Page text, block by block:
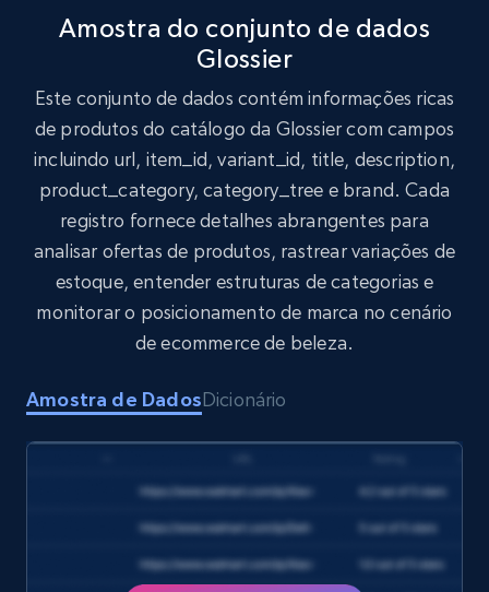
eCommerce
1.6K+ 181+ Buy Now
Target
URL, Product id, Title, Product description,
Rating, Reviews count, Initial price, Discount,
and more.
eCommerce
1.3K+ 175+
amazon, Description amazon, Initial price
Amostra do conjunto de dados
Glossier
Este conjunto de dados contém informações ricas
de produtos do catálogo da Glossier com campos
incluindo url, item_id, variant_id, title, description,
product_category, category_tree e brand. Cada
registro fornece detalhes abrangentes para
analisar ofertas de produtos, rastrear variações de
estoque, entender estruturas de categorias e
monitorar o posicionamento de marca no cenário
de ecommerce de beleza.
Amostra de DadosDicionário